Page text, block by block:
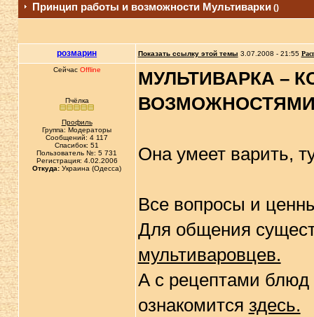
Принцип работы и возможности Мультиварки()
розмарин Показать ссылку этой темы 3.07.2008 - 21:55
Сейчас Offline
Пчёлка
Профиль
Группа: Модераторы
Сообщений: 4 117
Спасибок: 51
Пользователь №: 5 731
Регистрация: 4.02.2006
Откуда: Украина (Одесса)
МУЛЬТИВАРКА –
Она умеет варить,
Все вопросы и
Для общения
мультиваровцев.
А с рецептами блюд
ознакомится здесь.